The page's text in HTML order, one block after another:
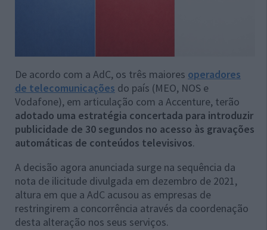
De acordo com a AdC, os três maiores operadores
de telecomunicações do país (MEO, NOS e
Vodafone), em articulação com a Accenture, terão
adotado uma estratégia concertada para introduzir
publicidade de 30 segundos no acesso às gravações
automáticas de conteúdos televisivos.
A decisão agora anunciada surge na sequência da
nota de ilicitude divulgada em dezembro de 2021,
altura em que a AdC acusou as empresas de
restringirem a concorrência através da coordenação
desta alteração nos seus serviços.